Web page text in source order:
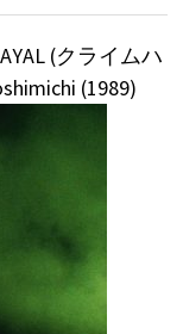
(クライムハ
(1989)